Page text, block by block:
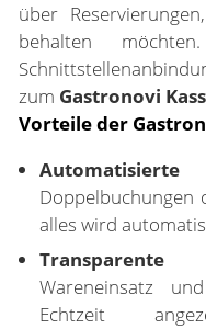
über
behalten
zum Gastronovi
Vorteile der
Automatisierte
Doppelbuchungen
alles wird
Transparente
Wareneinsatz
Echtzeit